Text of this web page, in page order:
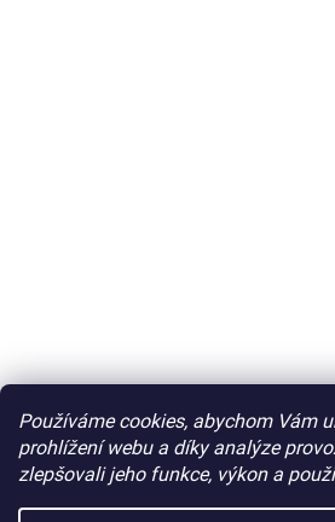
Používáme cookies, abychom Vám
prohlížení webu a díky analýze
zlepšovali jeho funkce, výkon a